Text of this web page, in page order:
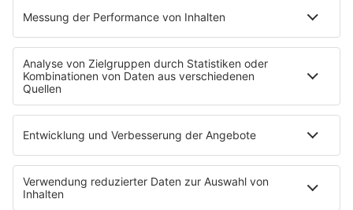
REGENBOGEN 2
WERBUNG
Leistungen und Produkte
Mediadaten und Preisliste
Ansprechpartner
RECHTLICHES
Impressum